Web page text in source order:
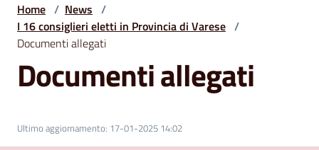
Aree
tematiche
Amministrazione
Home / News /
I 16 consiglieri eletti in Provincia di Varese /
Documenti allegati
Documenti allegati
Ultimo aggiornamento: 17-01-2025 14:02